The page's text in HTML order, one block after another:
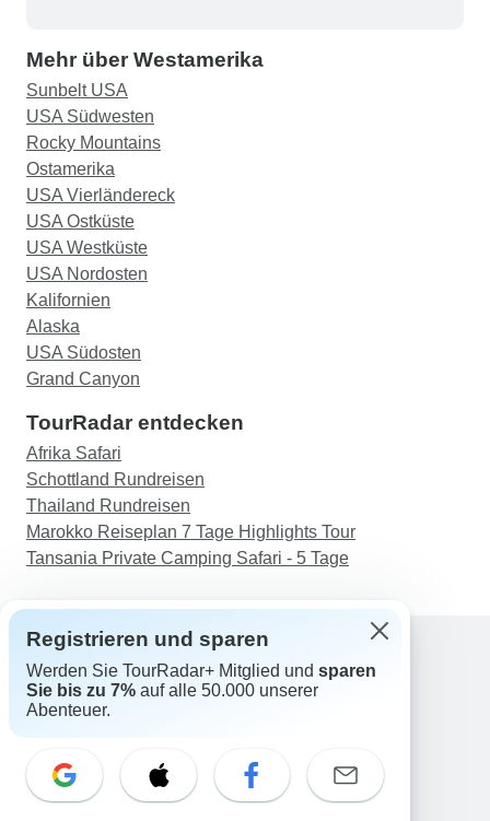
Mehr über Westamerika
Sunbelt USA
USA Südwesten
Rocky Mountains
Ostamerika
USA Vierländereck
USA Ostküste
USA Westküste
USA Nordosten
Kalifornien
Alaska
USA Südosten
Grand Canyon
TourRadar entdecken
Afrika Safari
Schottland Rundreisen
Thailand Rundreisen
Marokko Reiseplan 7 Tage Highlights Tour
Tansania Private Camping Safari - 5 Tage
Support
Kontakt
Schweiz +41 225 183 195
E-Mail: support@tourradar.com
Registrieren und sparen
Werden Sie TourRadar+ Mitglied und sparen
Sie bis zu 7% auf alle 50.000 unserer
Abenteuer.